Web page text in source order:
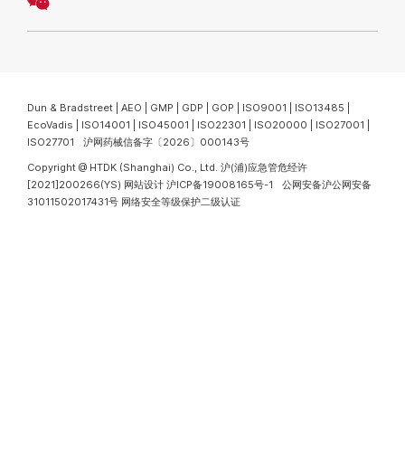
Dun & Bradstreet | AEO | GMP | GDP | GOP | ISO9001 | ISO13485 |
EcoVadis | ISO14001 | ISO45001 | ISO22301 | ISO20000 | ISO27001 |
ISO27701 沪网药械信备字〔2026〕000143号
Copyright @ HTDK (Shanghai) Co., Ltd. 沪(浦)应急管危经许
[2021]200266(YS) 网站设计 沪ICP备19008165号-1
公网安备沪公网安备
31011502017431号 网络安全等级保护二级认证